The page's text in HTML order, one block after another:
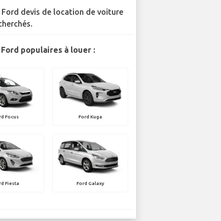
Ford devis de location de voiture
populaires à louer :
Focus Ford Kuga
Fiesta Ford Galaxy